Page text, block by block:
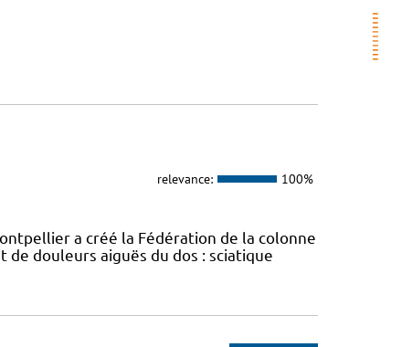
relevance: 100%
a créé la Fédération de la colonne
douleurs aiguës du dos : sciatique